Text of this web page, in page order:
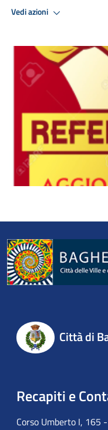
Vedi azioni
Città di
Recapiti e
Corso Umberto I, 165